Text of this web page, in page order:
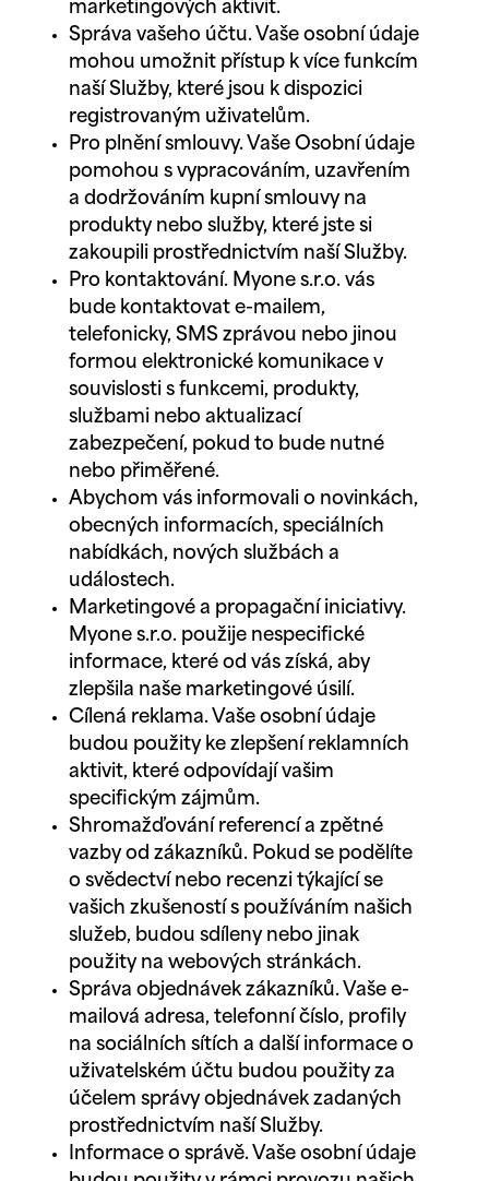
marketingových aktivit.
Správa vašeho účtu. Vaše osobní údaje
mohou umožnit přístup k více funkcím
naší Služby, které jsou k dispozici
registrovaným uživatelům.
Pro plnění smlouvy. Vaše Osobní údaje
pomohou s vypracováním, uzavřením
a dodržováním kupní smlouvy na
produkty nebo služby, které jste si
zakoupili prostřednictvím naší Služby.
Pro kontaktování. Myone s.r.o. vás
bude kontaktovat e-mailem,
telefonicky, SMS zprávou nebo jinou
formou elektronické komunikace v
souvislosti s funkcemi, produkty,
službami nebo aktualizací
zabezpečení, pokud to bude nutné
nebo přiměřené.
Abychom vás informovali o novinkách,
obecných informacích, speciálních
nabídkách, nových službách a
událostech.
Marketingové a propagační iniciativy.
Myone s.r.o. použije nespecifické
informace, které od vás získá, aby
zlepšila naše marketingové úsilí.
Cílená reklama. Vaše osobní údaje
budou použity ke zlepšení reklamních
aktivit, které odpovídají vašim
specifickým zájmům.
Shromažďování referencí a zpětné
vazby od zákazníků. Pokud se podělíte
o svědectví nebo recenzi týkající se
vašich zkušeností s používáním našich
služeb, budou sdíleny nebo jinak
použity na webových stránkách.
Správa objednávek zákazníků. Vaše e-
mailová adresa, telefonní číslo, profily
na sociálních sítích a další informace o
uživatelském účtu budou použity za
účelem správy objednávek zadaných
prostřednictvím naší Služby.
Informace o správě. Vaše osobní údaje